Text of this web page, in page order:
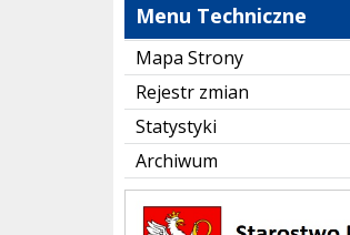
Menu Techniczne
Mapa Strony
Rejestr zmian
Statystyki
Archiwum
Starostwo Powiatowe w Lubaczowie